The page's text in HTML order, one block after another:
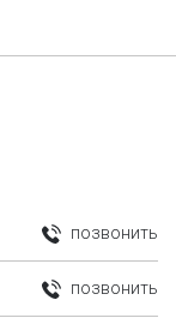
позвонить
позвонить